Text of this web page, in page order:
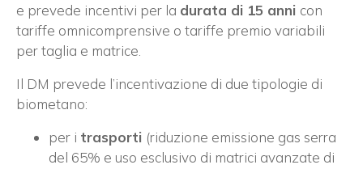
e prevede incentivi per la durata di 15 anni con
tariffe omnicomprensive o tariffe premio variabili
per taglia e matrice.
Il DM prevede l’incentivazione di due tipologie di
biometano:
per i trasporti (riduzione emissione gas serra
del 65% e uso esclusivo di matrici avanzate di